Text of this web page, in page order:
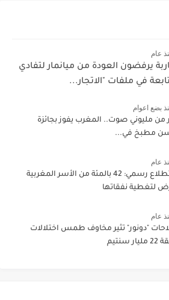
عام
يرفضون العودة من ميانمار لتفادي
في ملفات "الاتجار...
بضع اعوام
من مليوني صوت.. المغرب يفوز بجائزة
مطبخ في...
عام
استطلاع رسمي: 42 بالمئة من الأسر المغربية
لتغطية نفقاتها
عام
"دونور" تثير مخاوف طمس اختلالات
سنتيم